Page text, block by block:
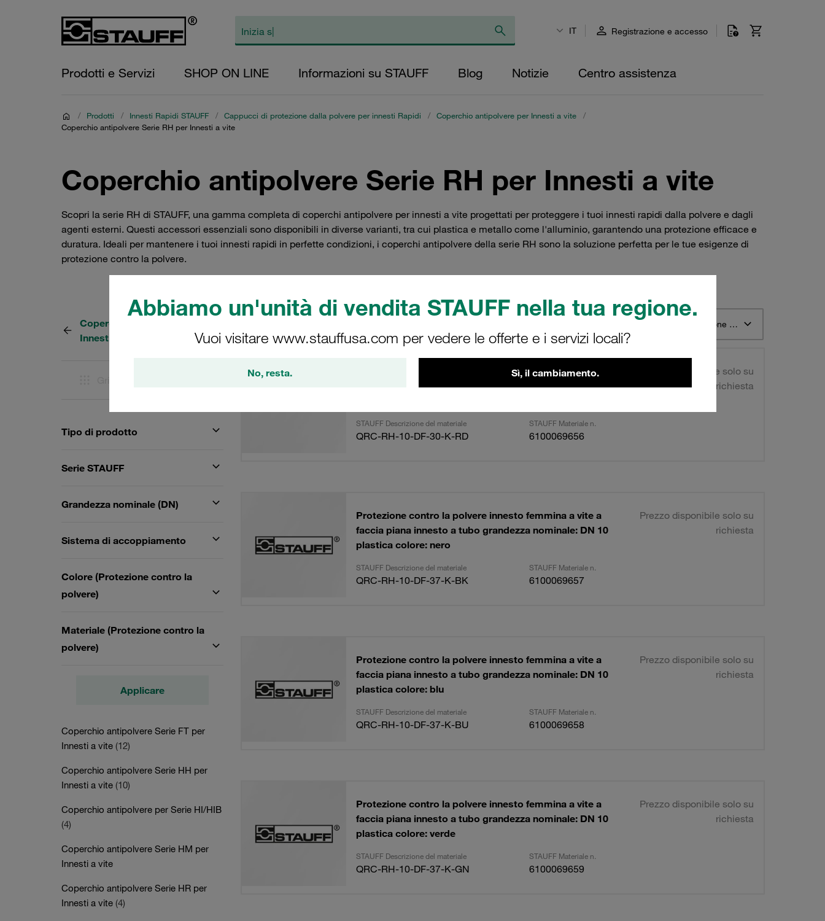
Abbiamo un'unità di vendita STAUFF nella tua regione.
Vuoi visitare www.stauffusa.com per vedere le offerte e i servizi locali?
No, resta. Sì, il cambiamento.
IT Registrazione e accesso
Prodotti e Servizi SHOP ON LINE Informazioni su STAUFF Blog Notizie Centro assistenza
/ Prodotti / Innesti Rapidi STAUFF / Cappucci di protezione dalla polvere per innesti Rapidi / Coperchio antipolvere per Innesti a vite
/
Coperchio antipolvere Serie RH per Innesti a vite
Coperchio antipolvere Serie RH per Innesti a vite
Scopri la serie RH di STAUFF, una gamma completa di coperchi antipolvere per innesti a vite progettati per proteggere i tuoi innesti rapidi dalla polvere e dagli
agenti esterni. Questi accessori essenziali sono disponibili in diverse varianti, tra cui plastica e metallo come l'alluminio, garantendo una protezione efficace e
duratura. Ideali per mantenere i tuoi innesti rapidi in perfette condizioni, i coperchi antipolvere della serie RH sono la soluzione perfetta per le tue esigenze di
protezione contro la polvere.
Coperchio antipolvere per
Innesti a vite
Tipo di prodotto
Serie STAUFF
Grandezza nominale (DN)
Sistema di accoppiamento
Colore (Protezione contro la
polvere)
Materiale (Protezione contro la
polvere)
Applicare
Coperchio antipolvere Serie FT per
Innesti a vite (12)
Coperchio antipolvere Serie HH per
Innesti a vite (10)
Coperchio antipolvere per Serie HI/HIB
(4)
Coperchio antipolvere Serie HM per
Innesti a vite
Coperchio antipolvere Serie HR per
Innesti a vite (4)
Ordina per Descrizione materiale STAUFF ascendente
Protezione contro la polvere innesto femmina a vite a
faccia piana innesto a tubo grandezza nominale: DN 10
Prezzo disponibile solo su
richiesta
STAUFF Descrizione del materiale STAUFF Materiale n.
QRC-RH-10-DF-30-K-RD 6100069656
Protezione contro la polvere innesto femmina a vite a
faccia piana innesto a tubo grandezza nominale: DN 10
plastica colore: nero
Prezzo disponibile solo su
richiesta
STAUFF Descrizione del materiale STAUFF Materiale n.
QRC-RH-10-DF-37-K-BK 6100069657
Protezione contro la polvere innesto femmina a vite a
faccia piana innesto a tubo grandezza nominale: DN 10
plastica colore: blu
Prezzo disponibile solo su
richiesta
STAUFF Descrizione del materiale STAUFF Materiale n.
QRC-RH-10-DF-37-K-BU 6100069658
Protezione contro la polvere innesto femmina a vite a
faccia piana innesto a tubo grandezza nominale: DN 10
plastica colore: verde
Prezzo disponibile solo su
richiesta
STAUFF Descrizione del materiale STAUFF Materiale n.
QRC-RH-10-DF-37-K-GN 6100069659